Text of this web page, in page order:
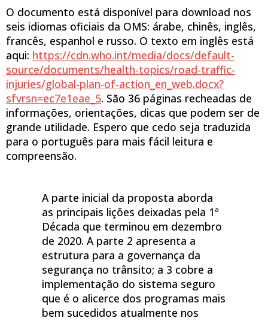
O documento está disponível para download nos
seis idiomas oficiais da OMS: árabe, chinês, inglês,
francês, espanhol e russo. O texto em inglês está
aqui: https://cdn.who.int/media/docs/default-
source/documents/health-topics/road-traffic-
injuries/global-plan-of-action_en_web.docx?
sfvrsn=ec7e1eae_5. São 36 páginas recheadas de
informações, orientações, dicas que podem ser de
grande utilidade. Espero que cedo seja traduzida
para o português para mais fácil leitura e
compreensão.
A parte inicial da proposta aborda
as principais lições deixadas pela 1ª
Década que terminou em dezembro
de 2020. A parte 2 apresenta a
estrutura para a governança da
segurança no trânsito; a 3 cobre a
implementação do sistema seguro
que é o alicerce dos programas mais
bem sucedidos atualmente nos